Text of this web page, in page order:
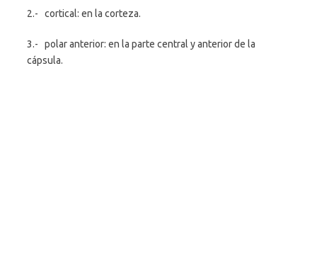
2.- cortical: en la corteza.
3.- polar anterior: en la parte central y anterior de la
cápsula.